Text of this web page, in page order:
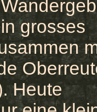
grosses
Heute